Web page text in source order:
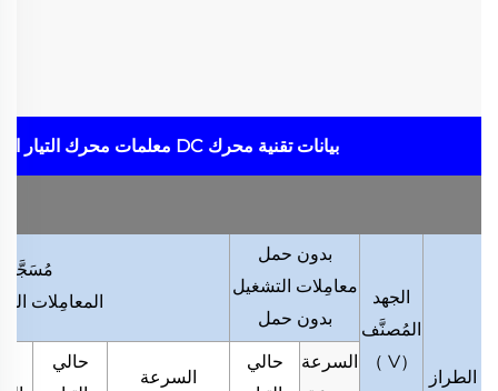
بيانات تقنية محرك DC معلمات محرك التيار
الطراز
الجهد
المُصنَّف
（
V
）
بدون حمل
معامِلات التشغيل
بدون حمل
مُسَجَّل
المعامِلات
السرعة
حالي
السرعة
حالي